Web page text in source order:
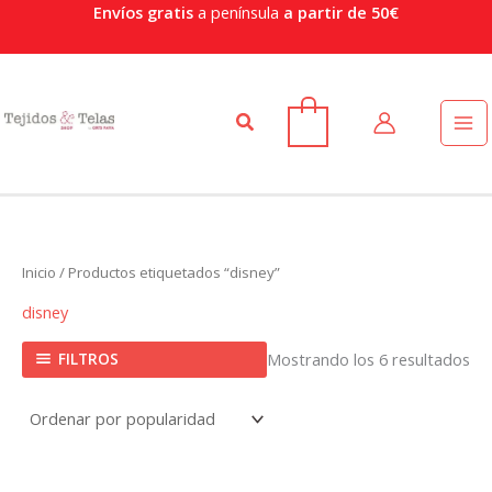
Envíos gratis a península a partir de 50€
Buscar
Inicio / Productos etiquetados “disney”
disney
FILTROS Mostrando los 6 resultados